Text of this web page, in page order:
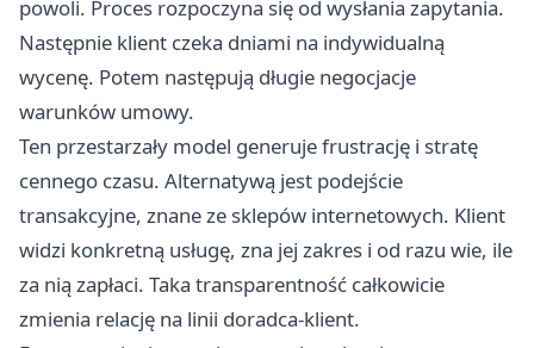
powoli. Proces rozpoczyna się od wysłania zapytania.
Następnie klient czeka dniami na indywidualną
wycenę. Potem następują długie negocjacje
warunków umowy.
Ten przestarzały model generuje frustrację i stratę
cennego czasu. Alternatywą jest podejście
transakcyjne, znane ze sklepów internetowych. Klient
widzi konkretną usługę, zna jej zakres i od razu wie, ile
za nią zapłaci. Taka transparentność całkowicie
zmienia relację na linii doradca-klient.